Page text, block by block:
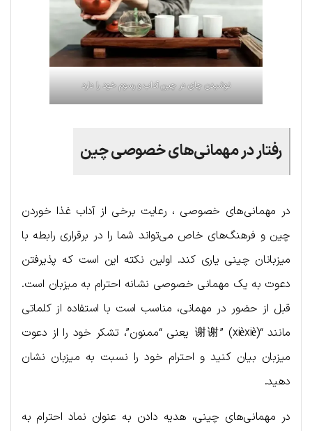
نوشیدن چای در چین آداب و رسوم خود را دارد
رفتار در مهمانی‌های خصوصی چین
در مهمانی‌های خصوصی ، رعایت برخی از آداب غذا خوردن
چین و فرهنگ‌های خاص می‌تواند شما را در برقراری رابطه با
میزبانان چینی یاری کند. اولین نکته این است که پذیرفتن
دعوت به یک مهمانی خصوصی نشانه احترام به میزبان است.
قبل از حضور در مهمانی، مناسب است با استفاده از کلماتی
مانند “谢谢” (xièxiè) یعنی “ممنون”، تشکر خود را از دعوت
میزبان بیان کنید و احترام خود را نسبت به میزبان نشان
دهید.
در مهمانی‌های چینی، هدیه دادن به عنوان نماد احترام به